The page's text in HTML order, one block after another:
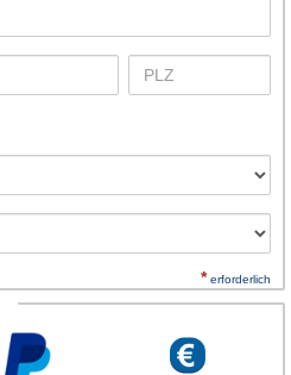
*erforderlich